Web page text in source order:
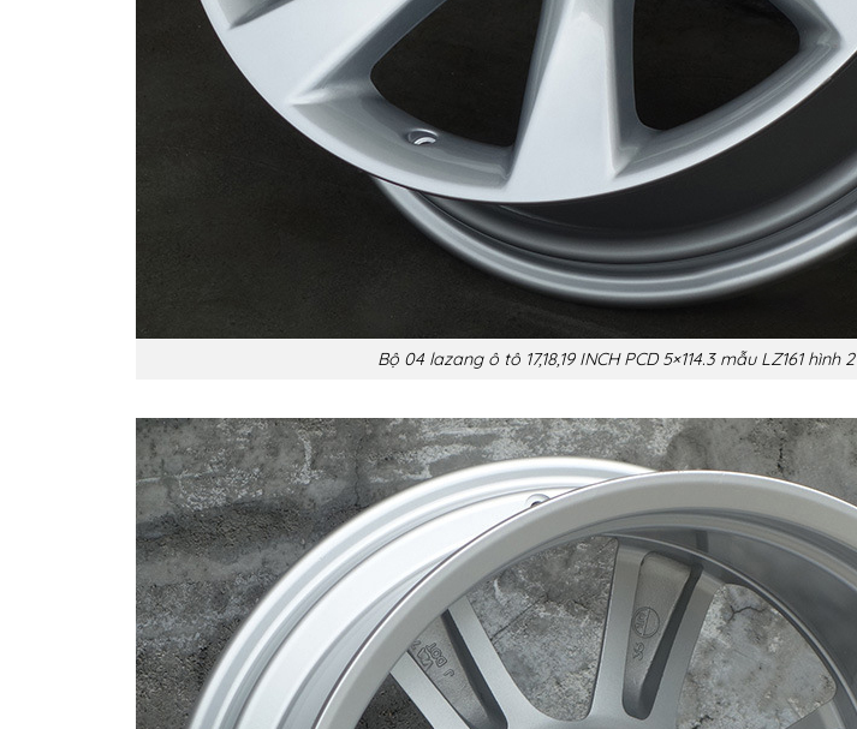
Bộ 04 lazang ô tô 17,18,19 INCH PCD 5×114.3 mẫu LZ161 hình 2